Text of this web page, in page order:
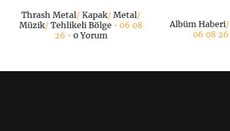
Thrash Metal/ Kapak/Metal/
Müzik/Tehlikeli Bölge • 06 08
26 • 0 Yorum
Albüm Haberi
06 08